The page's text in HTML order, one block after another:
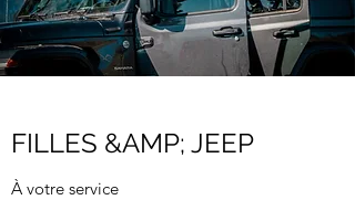
FILLES &AMP; JEEP
À votre service